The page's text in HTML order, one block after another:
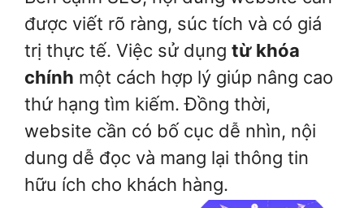
được viết rõ ràng, súc tích và có giá
trị thực tế. Việc sử dụng từ khóa
chính một cách hợp lý giúp nâng cao
thứ hạng tìm kiếm. Đồng thời,
website cần có bố cục dễ nhìn, nội
dung dễ đọc và mang lại thông tin
hữu ích cho khách hàng.